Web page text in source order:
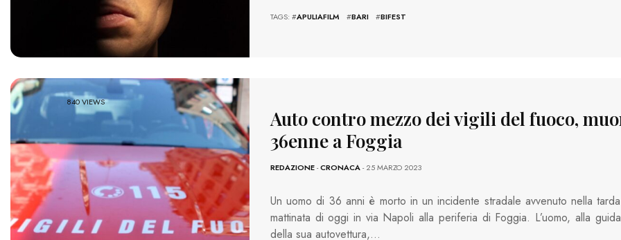
TAGS: #APULIAFILM #BARI #BIFEST
840 VIEWS
Auto contro mezzo dei vigili del fuoco,
36enne a Foggia
REDAZIONE-CRONACA- 25 MARZO 2023
Un uomo di 36 anni è morto in un incidente stradale avvenuto nella tarda
mattinata di oggi in via Napoli alla periferia di Foggia. L’uomo, alla guida
della sua autovettura,…